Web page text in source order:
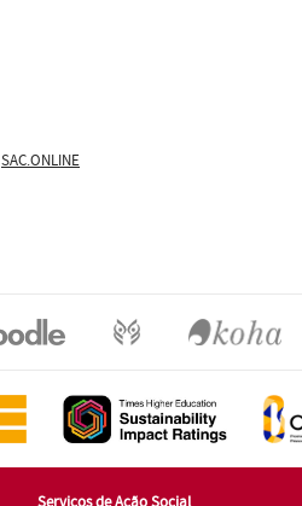
SAC.ONLINE